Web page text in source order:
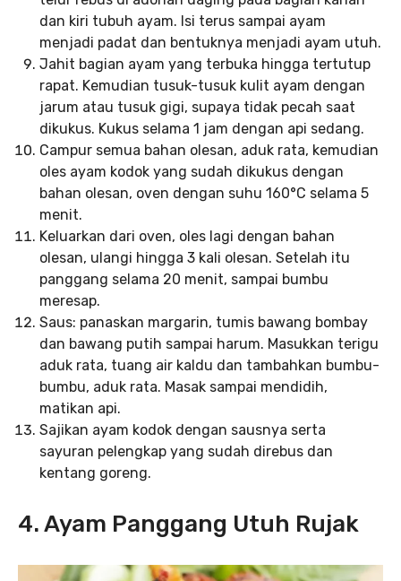
dan kiri tubuh ayam. Isi terus sampai ayam
menjadi padat dan bentuknya menjadi ayam utuh.
Jahit bagian ayam yang terbuka hingga tertutup
rapat. Kemudian tusuk-tusuk kulit ayam dengan
jarum atau tusuk gigi, supaya tidak pecah saat
dikukus. Kukus selama 1 jam dengan api sedang.
Campur semua bahan olesan, aduk rata, kemudian
oles ayam kodok yang sudah dikukus dengan
bahan olesan, oven dengan suhu 160°C selama 5
menit.
Keluarkan dari oven, oles lagi dengan bahan
olesan, ulangi hingga 3 kali olesan. Setelah itu
panggang selama 20 menit, sampai bumbu
meresap.
Saus: panaskan margarin, tumis bawang bombay
dan bawang putih sampai harum. Masukkan terigu
aduk rata, tuang air kaldu dan tambahkan bumbu-
bumbu, aduk rata. Masak sampai mendidih,
matikan api.
Sajikan ayam kodok dengan sausnya serta
sayuran pelengkap yang sudah direbus dan
kentang goreng.
4. Ayam Panggang Utuh Rujak